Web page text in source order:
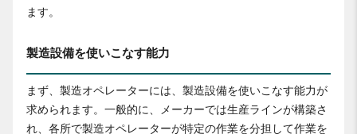
ます。
製造設備を使いこなす能力
まず、製造オペレーターには、製造設備を使いこなす能力が
求められます。一般的に、メーカーでは生産ラインが構築さ
れ、各所で製造オペレーターが特定の作業を分担して作業を